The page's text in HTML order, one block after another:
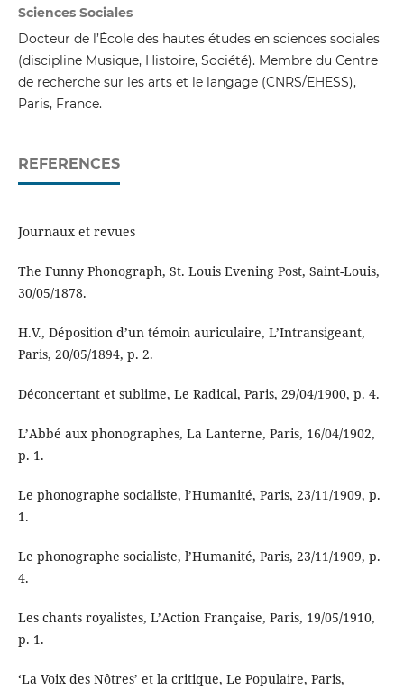
Sciences Sociales
Docteur de l’École des hautes études en sciences sociales
(discipline Musique, Histoire, Société). Membre du Centre
de recherche sur les arts et le langage (CNRS/EHESS),
Paris, France.
REFERENCES
Journaux et revues
The Funny Phonograph, St. Louis Evening Post, Saint-Louis,
30/05/1878.
H.V., Déposition d’un témoin auriculaire, L’Intransigeant,
Paris, 20/05/1894, p. 2.
Déconcertant et sublime, Le Radical, Paris, 29/04/1900, p. 4.
L’Abbé aux phonographes, La Lanterne, Paris, 16/04/1902,
p. 1.
Le phonographe socialiste, l’Humanité, Paris, 23/11/1909, p.
1.
Le phonographe socialiste, l’Humanité, Paris, 23/11/1909, p.
4.
Les chants royalistes, L’Action Française, Paris, 19/05/1910,
p. 1.
‘La Voix des Nôtres’ et la critique, Le Populaire, Paris,